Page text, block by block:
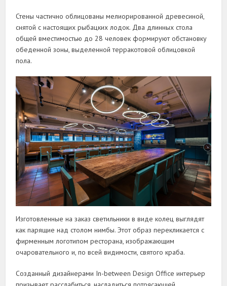
Стены частично облицованы мелиорированной древесиной,
снятой с настоящих рыбацких лодок. Два длинных стола
общей вместимостью до 28 человек формируют обстановку
обеденной зоны, выделенной терракотовой облицовкой
пола.
Изготовленные на заказ светильники в виде колец выглядят
как парящие над столом нимбы. Этот образ перекликается с
фирменным логотипом ресторана, изображающим
очаровательного и, по всей видимости, святого краба.
Созданный дизайнерами In-between Design Office интерьер